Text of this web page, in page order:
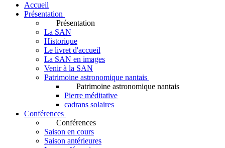
Accueil
Présentation
Présentation
La SAN
Historique
Le livret d'accueil
La SAN en images
Venir à la SAN
Patrimoine astronomique nantais
Patrimoine astronomique nantais
Pierre méditative
cadrans solaires
Conférences
Conférences
Saison en cours
Saison antérieures